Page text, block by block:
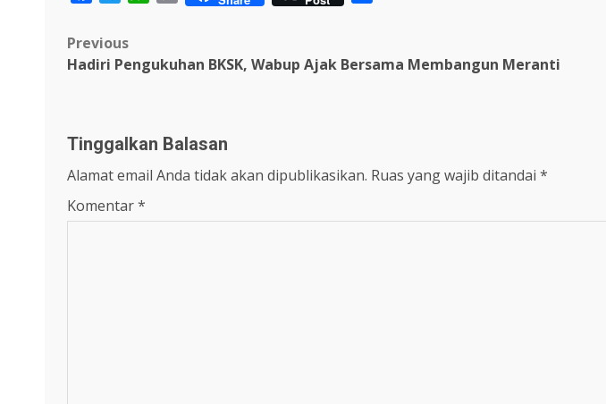
Post
navigation
Previous
Hadiri Pengukuhan BKSK, Wabup Ajak Bersama Membangun Meranti
Tinggalkan Balasan
Alamat email Anda tidak akan dipublikasikan. Ruas yang wajib ditandai *
Komentar*